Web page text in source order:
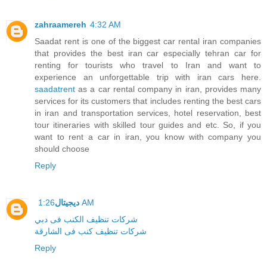
zahraamereh 4:32 AM
Saadat rent is one of the biggest car rental iran companies
that provides the best iran car especially tehran car for
renting for tourists who travel to Iran and want to
experience an unforgettable trip with iran cars here.
saadatrent as a car rental company in iran, provides many
services for its customers that includes renting the best cars
in iran and transportation services, hotel reservation, best
tour itineraries with skilled tour guides and etc. So, if you
want to rent a car in iran, you know with company you
should choose
Reply
ديجيتال 1:26 AM
شركات تنظيف الكنب فى دبي
شركات تنظيف كنب فى الشارقة
Reply